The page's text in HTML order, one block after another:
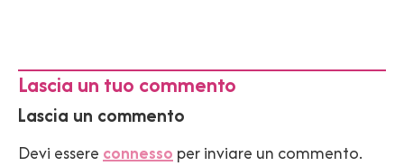
Lascia un tuo commento
Lascia un commento
Devi essere connesso per inviare un commento.